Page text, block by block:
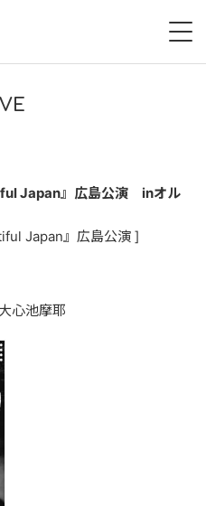
PROJECT
Japan』広島公演 inオル
Japan』広島公演 ]
心池摩耶